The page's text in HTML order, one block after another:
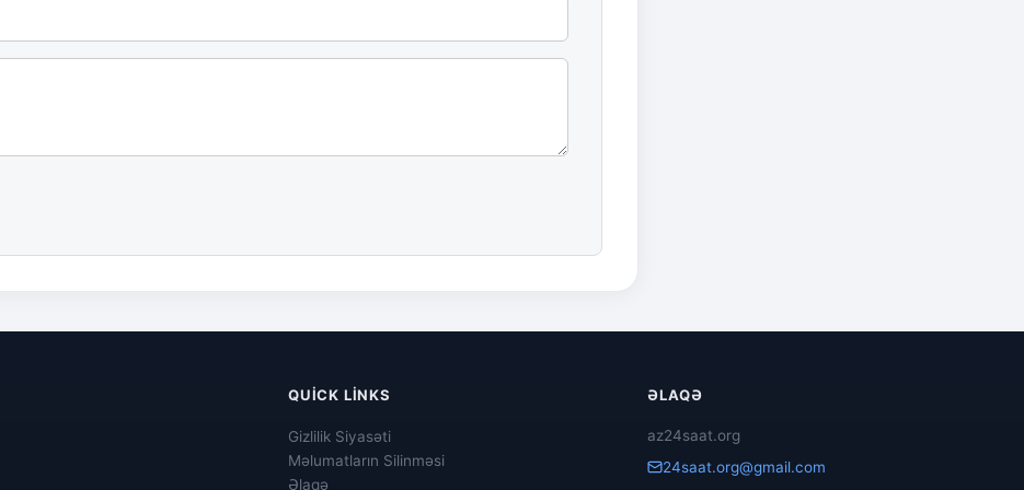
QUICK LINKS
Gizlilik Siyasəti
Məlumatların Silinməsi
Əlaqə
ƏLAQƏ
az24saat.org
24saat.org@gmail.com